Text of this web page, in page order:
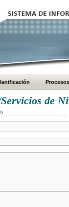
Procesos
de